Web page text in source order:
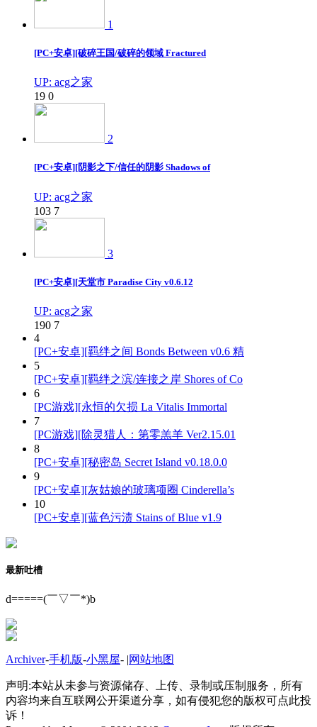
1
[PC+安卓][破碎王国/破碎的领域 Fractured
UP: acg之家
19 0
2
[PC+安卓][阴影之下/信任的阴影 Shadows of
UP: acg之家
103 7
3
[PC+安卓][天堂市 Paradise City v0.6.12
UP: acg之家
190 7
4
[PC+安卓][羁绊之间 Bonds Between v0.6 精
5
[PC+安卓][羁绊之滨/连接之岸 Shores of Co
6
[PC游戏][永恒的欠损 La Vitalis Immortal
7
[PC游戏][除灵猎人：第零羔羊 Ver2.15.01
8
[PC+安卓][秘密岛 Secret Island v0.18.0.0
9
[PC+安卓][灰姑娘的玻璃项圈 Cinderella’s
10
[PC+安卓][蓝色污渍 Stains of Blue v1.9
最新吐槽
d=====(￣▽￣*)b
Archiver-手机版-小黑屋- |网站地图
声明:本站从未参与资源储存、上传、录制或压制服务，所有
内容均来自互联网公开渠道分享，如有侵犯您的版权可点此投
诉！